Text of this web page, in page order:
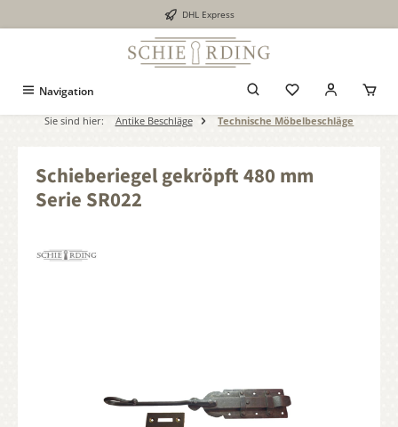
DHL Express
Navigation
Sie sind hier: Antike Beschläge Technische Möbelbeschläge
Schieberiegel gekröpft 480 mm
Serie SR022